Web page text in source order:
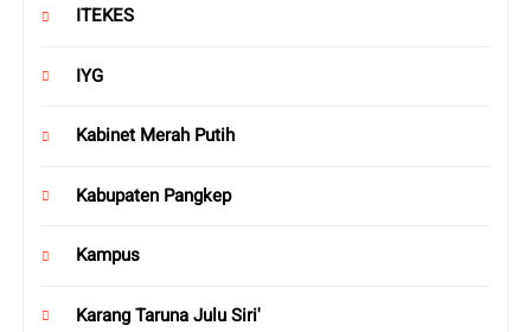
ITEKES
IYG
Kabinet Merah Putih
Kabupaten Pangkep
Kampus
Karang Taruna Julu Siri'